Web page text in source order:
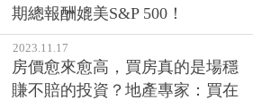
期總報酬媲美S&P 500！
2023.11.17
房價愈來愈高，買房真的是場穩
賺不賠的投資？地產專家：買在